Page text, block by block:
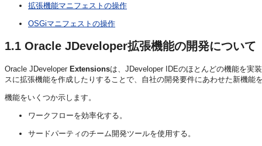
拡張機能マニフェストの操作
OSGiマニフェストの操作
1.1 Oracle JDeveloper拡張機能の開発について
Oracle JDeveloper Extensionsは、 JDeveloper IDEのほとんどの機能を実
スに拡張機能を作成したりすることで、自社の開発要件にあわせた新機
機能をいくつか示します。
ワークフローを効率化する。
サードパーティのチーム開発ツールを使用する。